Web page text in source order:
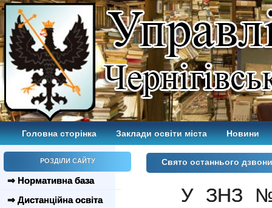
Головна сторінка Заклади освіти міста Новини
РОЗДІЛИ САЙТУ
⇒ Нормативна база
⇒ Дистанційна освіта
Свято останнього
У ЗНЗ №